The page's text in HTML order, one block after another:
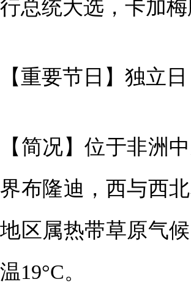
行总统大选，卡加
【重要节日】独立
【简况】位于非洲
界布隆迪，西与西
地区属热带草原气
温19°C。